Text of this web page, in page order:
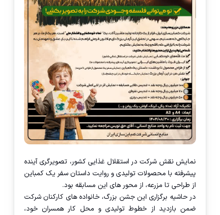
نمایش نقش شرکت در استقلال غذایی کشور، تصویرگری آینده
پیشرفته با محصولات تولیدی و روایت داستان سفر یک کمباین
از طراحی تا مزرعه، از محور های این مسابقه بود.
در حاشیه برگزاری این جشن بزرگ، خانواده های کارکنان شرکت
ضمن بازدید از خطوط تولیدی و محل کار همسران خود،